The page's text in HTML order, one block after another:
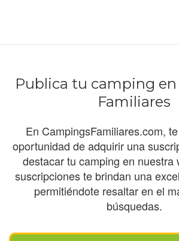
Publica tu camping
Familiares
En CampingsFamiliares.com,
oportunidad de adquirir una
destacar tu camping en nuestra
suscripciones te brindan una
permitiéndote resaltar en el
búsquedas.